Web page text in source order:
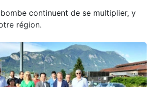
continuent de se multiplier, y
région.